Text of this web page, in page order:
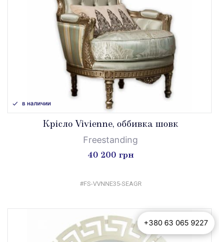
в наличии
Крісло Vivienne, оббивка шовк
Freestanding
40 200 грн
#FS-VVNNE35-SEAGR
+380 63 065 9227